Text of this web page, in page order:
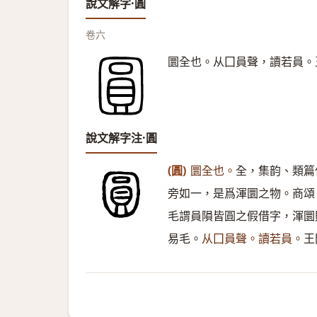
說文解字·圓
卷六
圜全也。从囗員聲，讀若員
說文解字注·圓
(圓) 圜全也。 全，集韵、類
旁如一，是爲渾圜之物。商
毛謂員隕皆圓之假借字，渾
易毛。 从囗員聲。讀若員。